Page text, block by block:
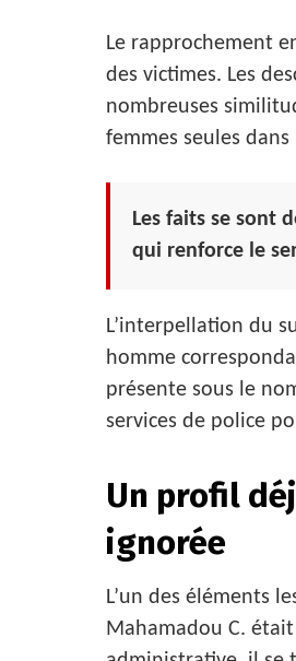
Le rapprochement
des victimes. Les
nombreuses
femmes seules
Les faits se sont
qui renforce le
L’interpellation du
homme
présente sous le
services de police
Un profil
ignorée
L’un des éléments
Mahamadou C.